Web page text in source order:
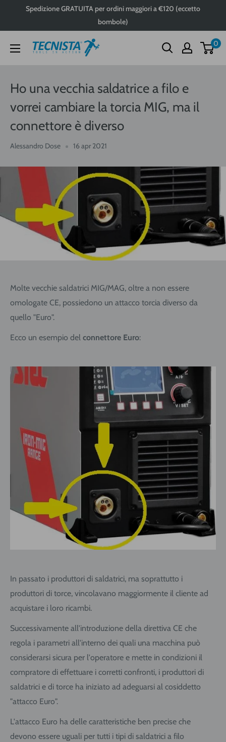
Spedizione GRATUITA per ordini maggiori a €120 (eccetto
bombole)
Tecnista 0
Ho una vecchia saldatrice a filo e
vorrei cambiare la torcia MIG, ma il
connettore è diverso
Alessandro Dose 16 apr 2021
Molte vecchie saldatrici MIG/MAG, oltre a non essere
omologate CE, possiedono un attacco torcia diverso da
quello "Euro".
Ecco un esempio del connettore Euro:
In passato i produttori di saldatrici, ma soprattutto i
produttori di torce, vincolavano maggiormente il cliente ad
acquistare i loro ricambi.
Successivamente all'introduzione della direttiva CE che
regola i parametri all'interno dei quali una macchina può
considerarsi sicura per l'operatore e mette in condizioni il
compratore di effettuare i corretti confronti, i produttori di
saldatrici e di torce ha iniziato ad adeguarsi al cosiddetto
"attacco Euro".
L'attacco Euro ha delle caratteristiche ben precise che
devono essere uguali per tutti i tipi di saldatrici a filo